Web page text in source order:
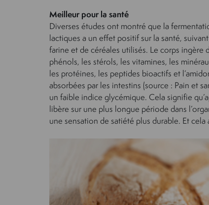
Meilleur pour la santé
Diverses études ont montré que la
lactiques a un effet positif sur la santé,
farine et de céréales utilisés. Le corps ingère
phénols, les stérols, les vitamines, les
les protéines, les peptides bioactifs et
absorbées par les intestins (source : Pain et
un faible indice glycémique. Cela signifie
libère sur une plus longue période dans
une sensation de satiété plus durable. Et cela